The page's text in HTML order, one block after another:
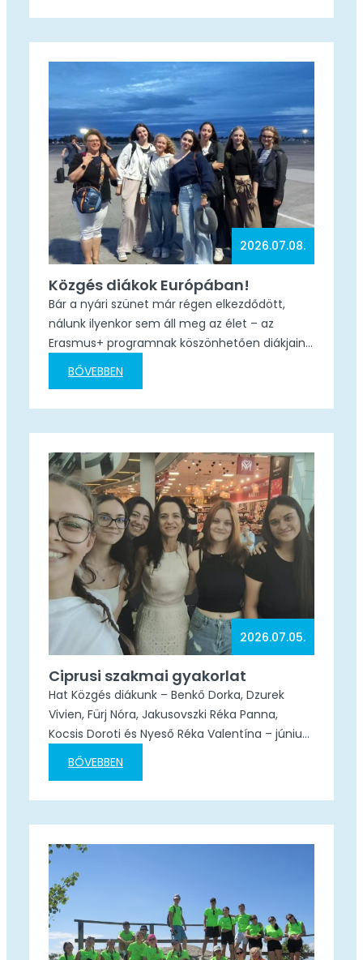
külföldi szakmai gyakorlaton. Az Erasmus-
program számomra nemcsak
munkatapasztalatot jelentett, hanem
lehetőséget adott arra is, hogy megismerjek…
2026.07.08.
Közgés diákok Európában!
Bár a nyári szünet már régen elkezdődött,
nálunk ilyenkor sem áll meg az élet – az
Erasmus+ programnak köszönhetően diákjaink
és kollégáink a nyarat is fejlődéssel, tanulással
és szakmai tapasztalatszerzéssel töltik.
továbbképzésen. Gábor Gabriella oktató Faro
városában, Portugáliában bővíti…
BŐVEBBEN
2026.07.05.
Ciprusi szakmai gyakorlat
Hat Közgés diákunk – Benkő Dorka, Dzurek
Vivien, Fürj Nóra, Jakusovszki Réka Panna,
Kocsis Doroti és Nyeső Réka Valentína – június
30-án nagy kalandba vágott: útnak indultak
Ciprusra Dr. Zámboriné Liker Zita oktatónkkal! A
Ez az időszak nemcsak szakmai fejlődést,…
BŐVEBBEN